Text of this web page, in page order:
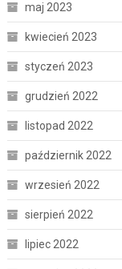
maj 2023
kwiecień 2023
styczeń 2023
grudzień 2022
listopad 2022
październik 2022
wrzesień 2022
sierpień 2022
lipiec 2022